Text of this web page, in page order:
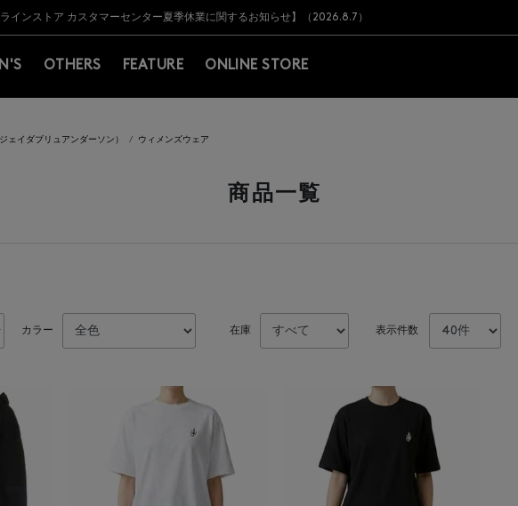
＞会員のお客様は11,000円（税込）以上のお買上げで常時送料無料！お買い物の際は会員登録を！
【夏季休業に伴う出荷一時停止のお知らせ】(2026.8.7)
ラインストア カスタマーセンター夏季休業に関するお知らせ】（2026.8.7）
【夏季休業に伴う返品・交換承り一時停止のお知らせ】（2026.8.5）
熊本県を中心とした地震の影響によるお荷物のお届けについて
【開催中】SUMMER SALEのご案内・ご注意事項
＞会員のお客様は11,000円（税込）以上のお買上げで常時送料無料！お買い物の際は会員登録を！
【夏季休業に伴う出荷一時停止のお知らせ】(2026.8.7)
OTHERS FEATURE ONLINE STORE
ェイダブリュアンダーソン） ウィメンズウェア
商品一覧
カラー 在庫 表示件数